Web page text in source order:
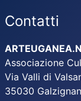
Contatti
Associazione
Via Valli di
35030